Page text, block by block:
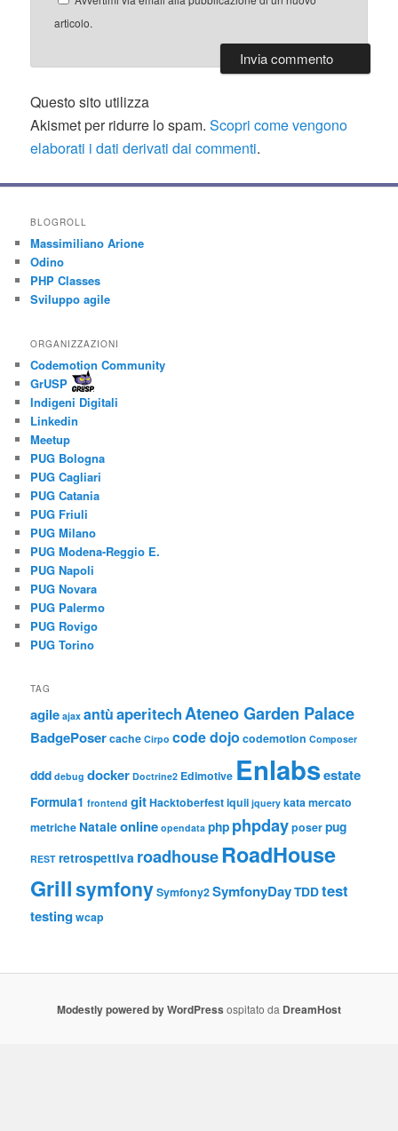
articolo.
Questo sito utilizza
Akismet per ridurre lo spam.Scopri come vengono
elaborati i dati derivati dai commenti.
BLOGROLL
Massimiliano Arione
Odino
PHP Classes
Sviluppo agile
ORGANIZZAZIONI
Codemotion Community
GrUSP
Indigeni Digitali
Linkedin
Meetup
PUG Bologna
PUG Cagliari
PUG Catania
PUG Friuli
PUG Milano
PUG Modena-Reggio E.
PUG Napoli
PUG Novara
PUG Palermo
PUG Rovigo
PUG Torino
TAG
agile ajax antùaperitechAteneo Garden Palace
BadgePosercache Cirpo code dojo codemotion Composer
ddd debug docker Doctrine2 Edimotive Enlabsestate
Formula1 frontend gitHacktoberfestiquii jquery katamercato
metriche Nataleonline opendata php phpdayposerpug
REST retrospettiva roadhouseRoadHouse
GrillsymfonySymfony2SymfonyDayTDDtest
testingwcap
Modestly powered by WordPress ospitato da DreamHost